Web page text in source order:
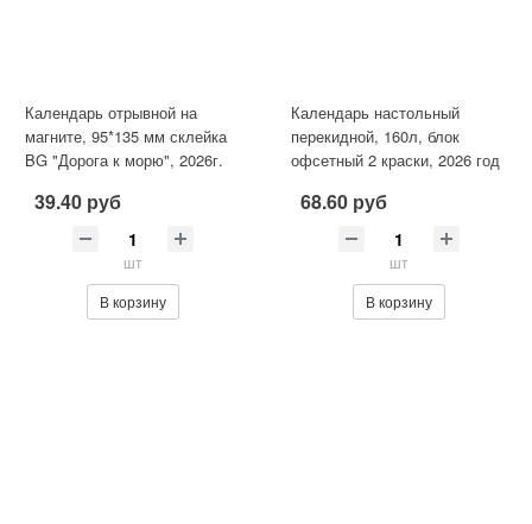
Календарь отрывной на
магните, 95*135 мм склейка
BG "Дорога к морю", 2026г.
39.40 руб
шт
В корзину
Календарь настольный
перекидной, 160л, блок
офсетный 2 краски, 2026 год
68.60 руб
шт
В корзину